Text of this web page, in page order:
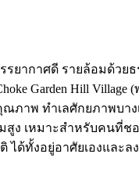
รรยากาศดี รายล้อมด้วย
Garden Hill Village
ภาพ ทำเลศักยภาพบาง
สูง เหมาะสำหรับคนที่ช
ได้ทั้งอยู่อาศัยเองและล